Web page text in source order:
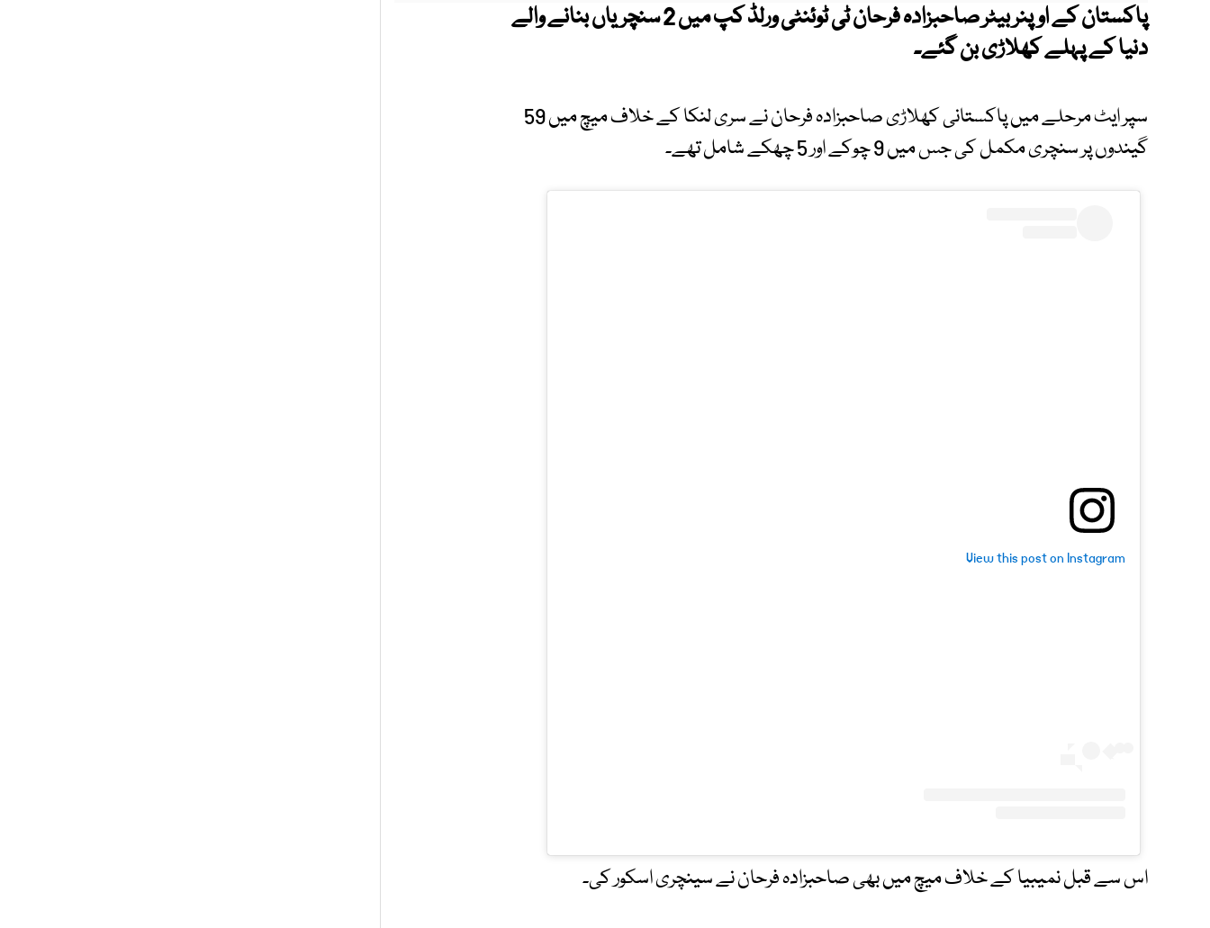
پاکستان کے اوپنر بیٹر صاحبزادہ فرحان ٹی ٹوئنٹی ورلڈ کپ میں 2 سنچریاں بنانے والے
دنیا کے پہلے کھلاڑی بن گئے۔
سپر ایٹ مرحلے میں پاکستانی کھلاڑی صاحبزادہ فرحان نے سری لنکا کے خلاف میچ میں 59
گیندوں پر سنچری مکمل کی جس میں 9 چوکے اور 5 چھکے شامل تھے۔
View this post on Instagram
اس سے قبل نمیبیا کے خلاف میچ میں بھی صاحبزادہ فرحان نے سینچری اسکور کی۔